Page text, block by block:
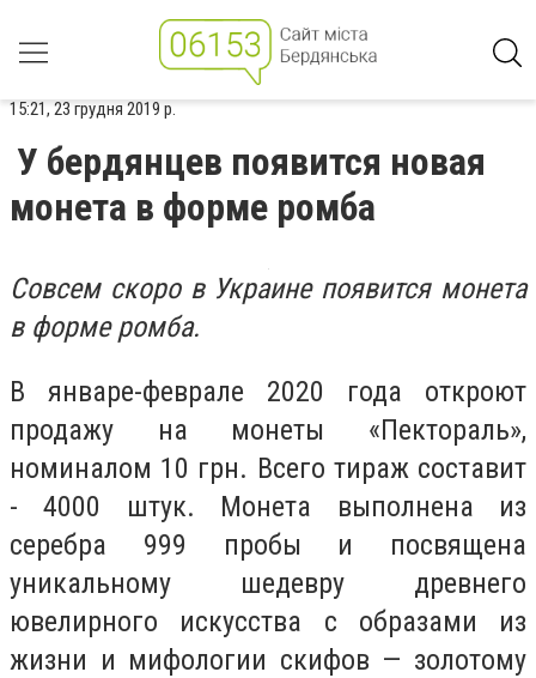
15:21, 23 грудня 2019 р.
У бердянцев появится новая
монета в форме ромба
Совсем скоро в Украине появится монета
в форме ромба.
В январе-феврале 2020 года откроют
продажу на монеты «Пектораль»,
номиналом 10 грн. Всего тираж составит
- 4000 штук. Монета выполнена из
серебра 999 пробы и посвящена
уникальному шедевру древнего
ювелирного искусства с образами из
жизни и мифологии скифов — золотому